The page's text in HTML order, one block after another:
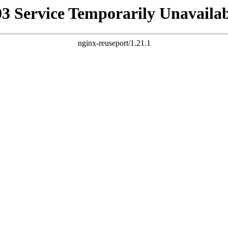
Service Temporarily
nginx-reuseport/1.21.1